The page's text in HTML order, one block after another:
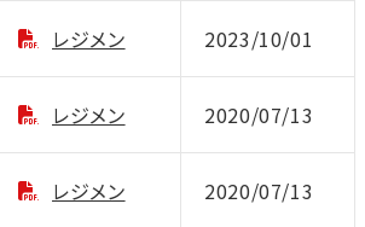
レジメン 2023/10/01
レジメン 2020/07/13
レジメン 2020/07/13